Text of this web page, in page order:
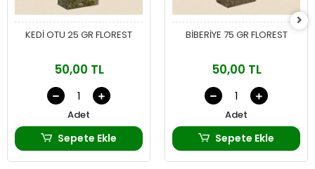
KEDİ OTU 25 GR FLOREST
50,00 TL
Adet
Sepete Ekle
BİBERİYE 75 GR FLOREST
50,00 TL
Adet
Sepete Ekle